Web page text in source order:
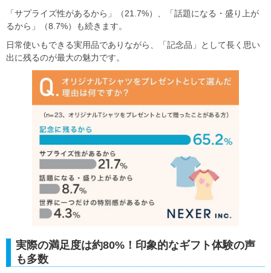
「サプライズ性があるから」（21.7%）、「話題になる・盛り上が
るから」（8.7%）も続きます。
日常使いもできる実用品でありながら、「記念品」として長く思い
出に残るのが最大の魅力です。
実際の満足度は約80%！印象的なギフト体験の声
も多数